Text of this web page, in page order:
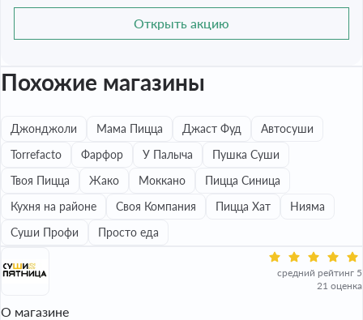
Открыть акцию
Похожие магазины
Джонджоли Мама Пицца Джаст Фуд
Автосуши
Torrefacto
Фарфор У Палыча
Пушка Суши
Твоя Пицца
Жако Моккано
Пицца Синица
Кухня на районе
Своя Компания Пицца Хат
Нияма
Суши Профи
Просто еда
средний рейтинг 5
21 оценка
О магазине